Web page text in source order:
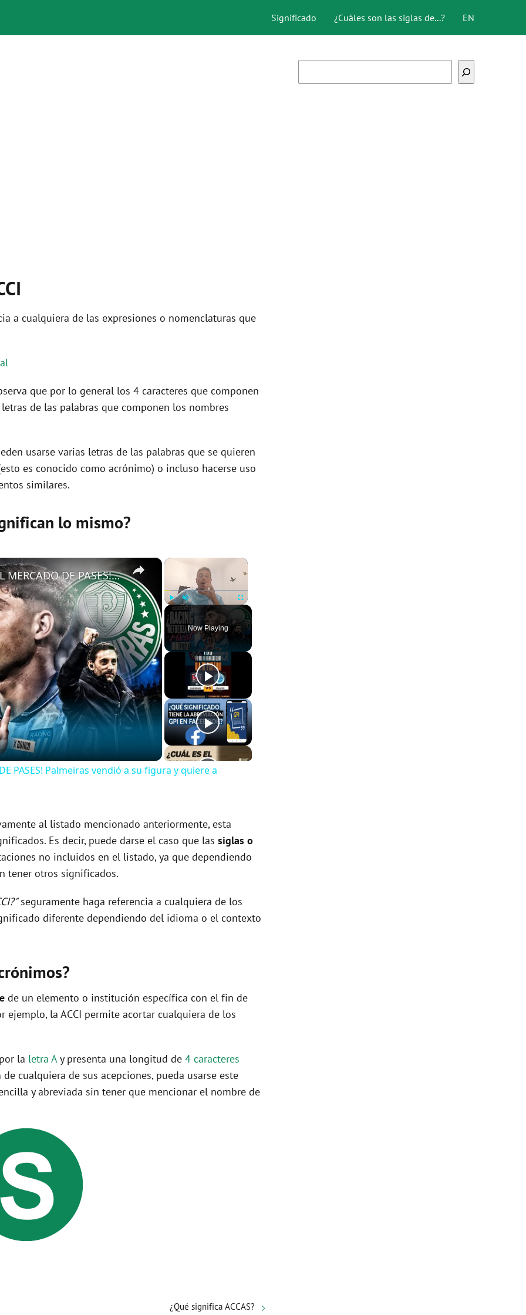
Significado ¿Cuáles son las siglas de...? EN
a cualquiera de las expresiones o nomenclaturas que
que por lo general los 4 caracteres que componen
de las palabras que componen los nombres
usarse varias letras de las palabras que se quieren
es conocido como acrónimo) o incluso hacerse uso
similares.
lo mismo?
×
Play Unmute Fullscreen
Now Playing
×
¡PROBLEMAS PARA RACING EN EL MERCADO DE PASES! Palmeiras vendió a su figura y quiere a Nardoni
DE PASES! Palmeiras vendió a su figura y quiere a
al listado mencionado anteriormente, esta
Es decir, puede darse el caso que las siglas o
no incluidos en el listado, ya que dependiendo
tener otros significados.
seguramente haga referencia a cualquiera de los
diferente dependiendo del idioma o el contexto
de un elemento o institución específica con el fin de
ejemplo, la ACCI permite acortar cualquiera de los
la letra Ay presenta una longitud de 4 caracteres
cualquiera de sus acepciones, pueda usarse este
y abreviada sin tener que mencionar el nombre de
¿Qué significa ACCAS?